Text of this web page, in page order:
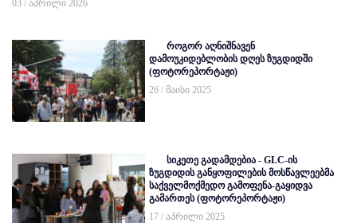
03 / აპრილი 2026
როგორ აღნიშნავენ
დამოუკიდებლობის დღეს ზუგდიდში
(ფოტორეპორტაჟი)
26 / მაისი 2025
სიკეთე გადამდებია - GLC-ის
ზუგდიდის განყოფილების მოსწავლეებმა
საქველმოქმედო გამოფენა-გაყიდვა
გამართეს (ფოტორეპორტაჟი)
17 / აპრილი 2025